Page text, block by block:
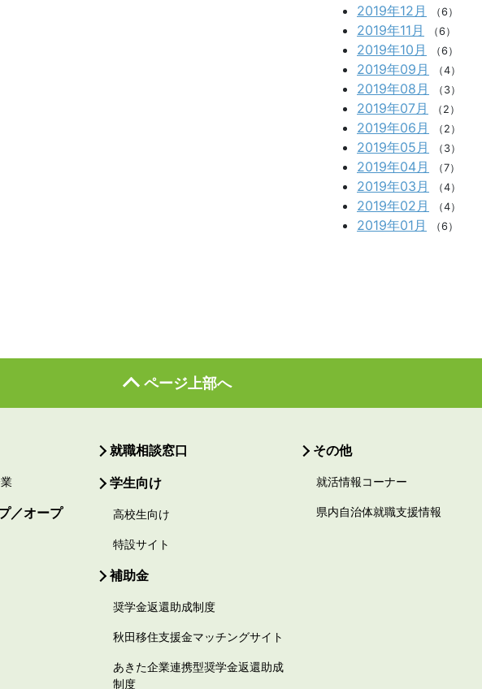
2019年12月 （6）
2019年11月 （6）
2019年10月 （6）
2019年09月 （4）
2019年08月 （3）
2019年07月 （2）
2019年06月 （2）
2019年05月 （3）
2019年04月 （7）
2019年03月 （4）
2019年02月 （4）
2019年01月 （6）
ページ上部へ
／オープ
就職相談窓口
学生向け
高校生向け
特設サイト
補助金
奨学金返還助成制度
秋田移住支援金マッチングサイト
あきた企業連携型奨学金返還助成
制度
その他
就活情報コーナー
県内自治体就職支援情報